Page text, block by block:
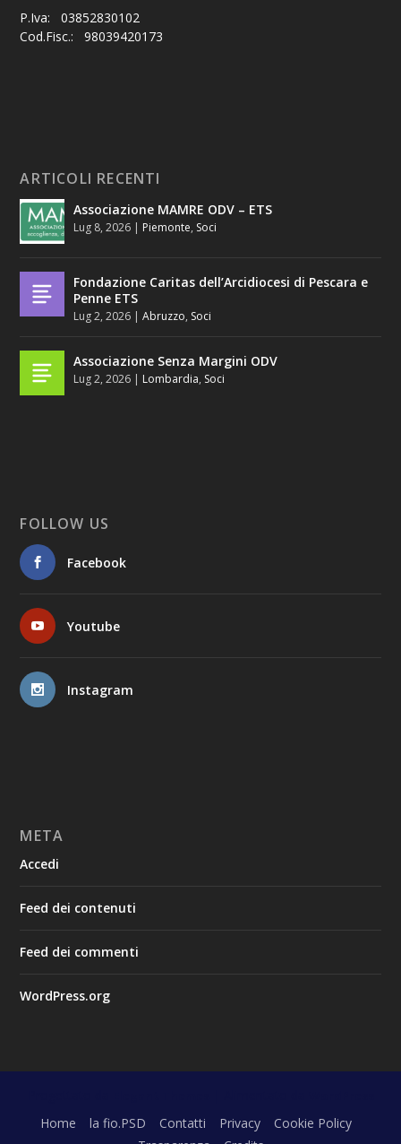
P.Iva: 03852830102
Cod.Fisc.: 98039420173
ARTICOLI RECENTI
Associazione MAMRE ODV – ETS
Lug 8, 2026 | Piemonte, Soci
Fondazione Caritas dell’Arcidiocesi di Pescara e
Penne ETS
Lug 2, 2026 |Abruzzo, Soci
Associazione Senza Margini ODV
Lug 2, 2026 | Lombardia, Soci
FOLLOW US
Facebook
Youtube
Instagram
META
Accedi
Feed dei contenuti
Feed dei commenti
WordPress.org
Home la fio.PSD Contatti Privacy
Cookie Policy